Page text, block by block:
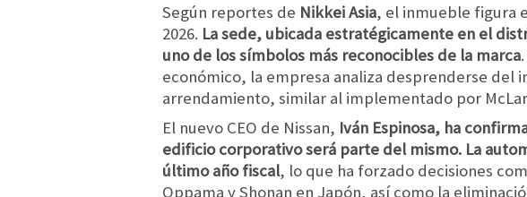
Según reportes de Nikkei Asia, el inmueble figura
2026. La sede, ubicada estratégicamente en el
uno de los símbolos más reconocibles de la marca
económico, la empresa analiza desprenderse
arrendamiento, similar al implementado por
El nuevo CEO de Nissan, Iván Espinosa, ha
edificio corporativo será parte del mismo. La
último año fiscal, lo que ha forzado decisiones
Oppama y Shonan en Japón, así como la